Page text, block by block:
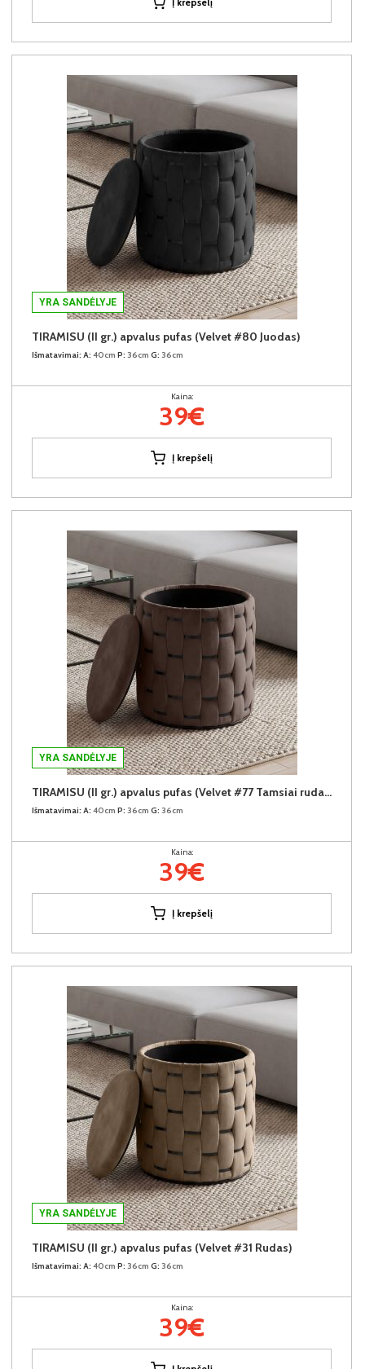
YRA SANDĖLYJE
TIRAMISU (II gr.) apvalus pufas (Velvet #80 Juodas)
Išmatavimai: A: 40cm P: 36cm G: 36cm
Kaina:
39€
Į krepšelį
YRA SANDĖLYJE
TIRAMISU (II gr.) apvalus pufas (Velvet #77 Tamsiai rudas)
Išmatavimai: A: 40cm P: 36cm G: 36cm
Kaina:
39€
Į krepšelį
YRA SANDĖLYJE
TIRAMISU (II gr.) apvalus pufas (Velvet #31 Rudas)
Išmatavimai: A: 40cm P: 36cm G: 36cm
Kaina:
39€